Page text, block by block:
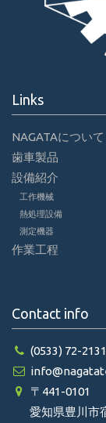
Links
NAGATAについて
歯車製品
設備紹介
工作機械
熱処理設備
測定機器
作業工程
Contact info
(0533) 72-2131
〒441-0101
愛知県豊川市